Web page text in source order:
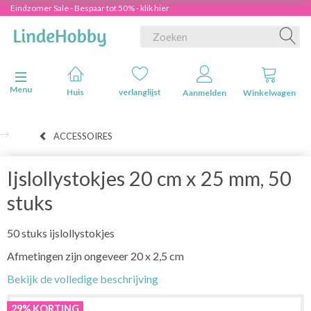
Eindzomer Sale - Bespaar tot 50% - klik hier
Navigatie in-/uitschakelen
Menu
Huis verlanglijst Aanmelden Winkelwagen
ACCESSOIRES
Ijslollystokjes 20 cm x 25 mm, 50
stuks
50 stuks ijslollystokjes
Afmetingen zijn ongeveer 20 x 2,5 cm
Bekijk de volledige beschrijving
29% KORTING